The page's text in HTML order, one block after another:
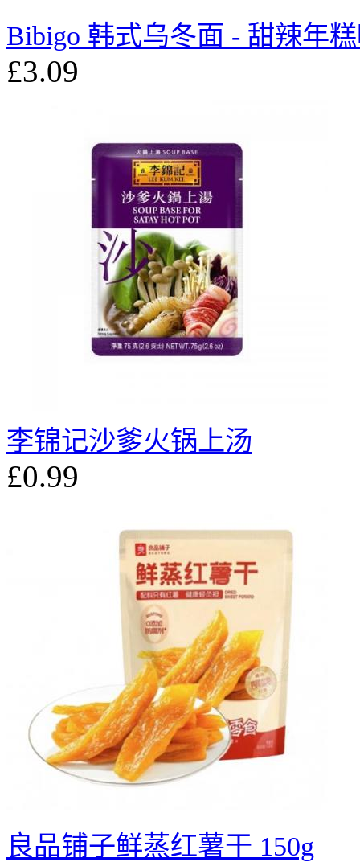
Bibigo 韩式乌冬面 - 甜辣年
£3.09
李锦记沙爹火锅上汤
£0.99
良品铺子鲜蒸红薯干 150g